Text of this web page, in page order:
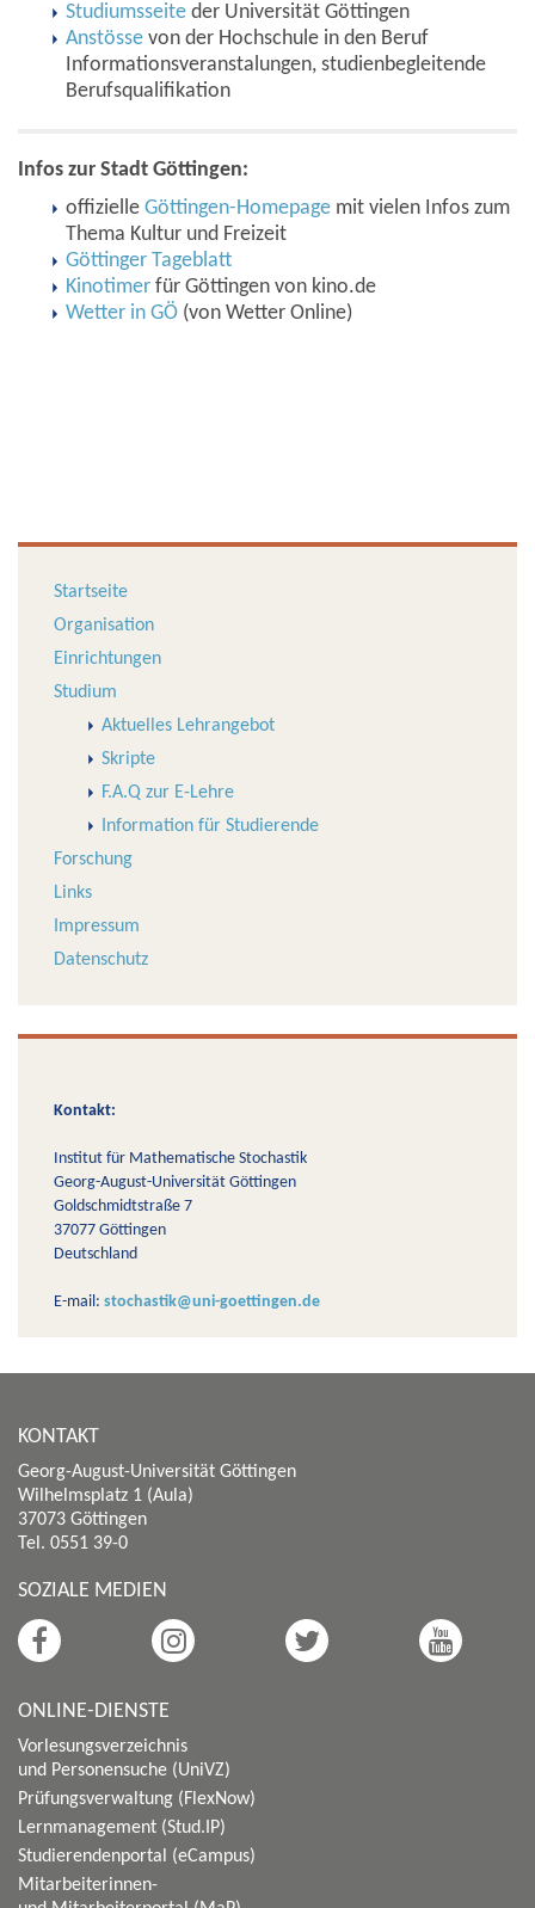
Studiumsseite der Universität Göttingen
Anstösse von der Hochschule in den Beruf
Informationsveranstalungen, studienbegleitende
Berufsqualifikation
Infos zur Stadt Göttingen:
offizielle Göttingen-Homepage mit vielen Infos zum
Thema Kultur und Freizeit
Göttinger Tageblatt
Kinotimer für Göttingen von kino.de
Wetter in GÖ (von Wetter Online)
Startseite
Organisation
Einrichtungen
Studium
Aktuelles Lehrangebot
Skripte
F.A.Q zur E-Lehre
Information für Studierende
Forschung
Links
Impressum
Datenschutz
Kontakt:
Institut für Mathematische Stochastik
Georg-August-Universität Göttingen
Goldschmidtstraße 7
37077 Göttingen
Deutschland
E-mail: stochastik@uni-goettingen.de
KONTAKT
Georg-August-Universität Göttingen
Wilhelmsplatz 1 (Aula)
37073 Göttingen
Tel. 0551 39-0
SOZIALE MEDIEN
ONLINE-DIENSTE
Vorlesungsverzeichnis
und Personensuche (UniVZ)
Prüfungsverwaltung (FlexNow)
Lernmanagement (Stud.IP)
Studierendenportal (eCampus)
Mitarbeiterinnen-